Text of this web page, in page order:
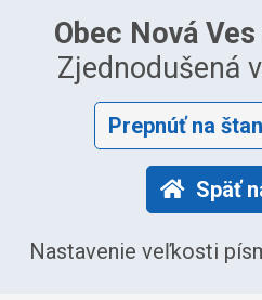
Obec Nová
Zjednodušená
Prepnúť na
Späť
Nastavenie veľkosti